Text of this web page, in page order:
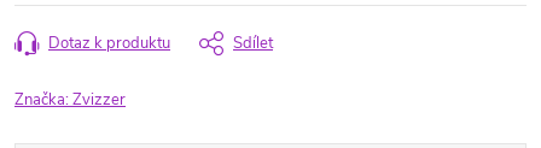
Dotaz k produktu Sdílet
Značka:Zvizzer